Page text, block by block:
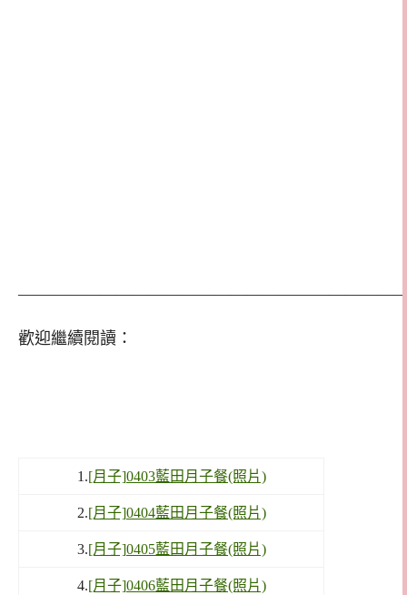
歡迎繼續閱讀：
1.[月子]0403藍田月子餐(照片)
2.[月子]0404藍田月子餐(照片)
3.[月子]0405藍田月子餐(照片)
4.[月子]0406藍田月子餐(照片)